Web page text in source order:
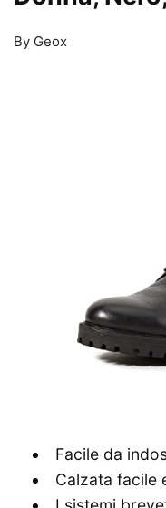
By Geox
Facile da
Calzata facile